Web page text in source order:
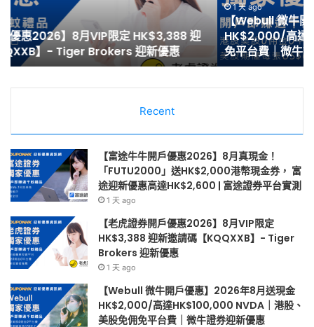
惠】
2026
年
8
月
達
HK$100,000
NVDA
｜
股、
美
股
免
佣
免
平
1 天 ago
【Webull 微牛開戶優惠】2026年8月送現金
HK$2,000/高達HK$100,000 NVDA｜港股、美股免佣
免平台費｜微牛證券迎新優惠
8
月
最
高
Recent
【富途牛牛開戶優惠2026】8月真現金！
「FUTU2000」送HK$2,000港幣現金券， 富
途迎新優惠高達HK$2,600 | 富途證券平台實測
1 天 ago
【老虎證券開戶優惠2026】8月VIP限定
HK$3,388 迎新邀請碼【KQQXXB】- Tiger
Brokers 迎新優惠
1 天 ago
【Webull 微牛開戶優惠】2026年8月送現金
HK$2,000/高達HK$100,000 NVDA｜港股、
美股免佣免平台費｜微牛證券迎新優惠